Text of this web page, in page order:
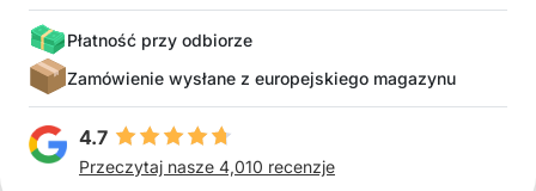
Płatność przy odbiorze
Zamówienie wysłane z europejskiego magazynu
4.7
Przeczytaj nasze 4,010 recenzje